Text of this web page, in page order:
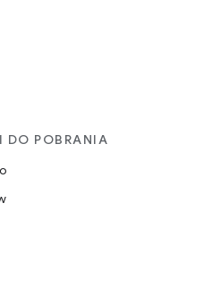
DO POBRANIA